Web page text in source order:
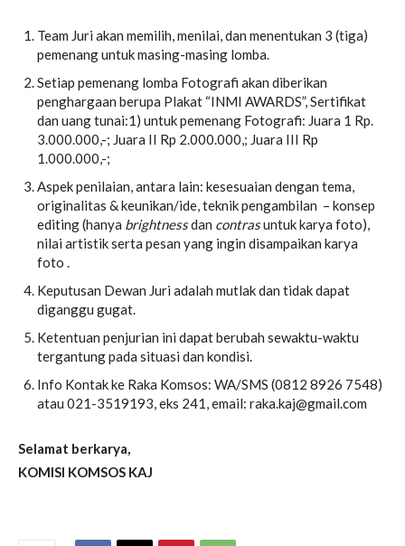
Team Juri akan memilih, menilai, dan menentukan 3 (tiga)
pemenang untuk masing-masing lomba.
Setiap pemenang lomba Fotografi akan diberikan
penghargaan berupa Plakat “INMI AWARDS”, Sertifikat
dan uang tunai:1) untuk pemenang Fotografi: Juara 1 Rp.
3.000.000,-; Juara II Rp 2.000.000,; Juara III Rp
1.000.000,-;
Aspek penilaian, antara lain: kesesuaian dengan tema,
originalitas & keunikan/ide, teknik pengambilan – konsep
editing (hanya brightnessdan contrasuntuk karya foto),
nilai artistik serta pesan yang ingin disampaikan karya
foto .
Keputusan Dewan Juri adalah mutlak dan tidak dapat
diganggu gugat.
Ketentuan penjurian ini dapat berubah sewaktu-waktu
tergantung pada situasi dan kondisi.
Info Kontak ke Raka Komsos: WA/SMS (0812 8926 7548)
atau 021-3519193, eks 241, email: raka.kaj@gmail.com
Selamat berkarya,
KOMISI KOMSOS KAJ